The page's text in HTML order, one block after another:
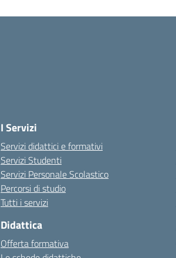
I Servizi
Servizi didattici e formativi
Servizi Studenti
Servizi Personale Scolastico
Percorsi di studio
Tutti i servizi
Didattica
Offerta formativa